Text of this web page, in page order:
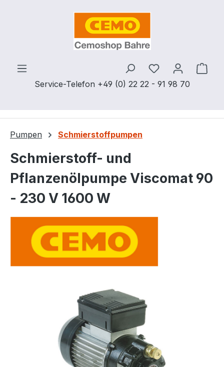
Zum Hauptinhalt springen
Service-Telefon +49 (0) 22 22 - 91 98 70
Du hast 0
Pumpen Schmierstoffpumpen
Schmierstoff- und
Pflanzenölpumpe Viscomat 90
- 230 V 1600 W
Bildergalerie überspringen